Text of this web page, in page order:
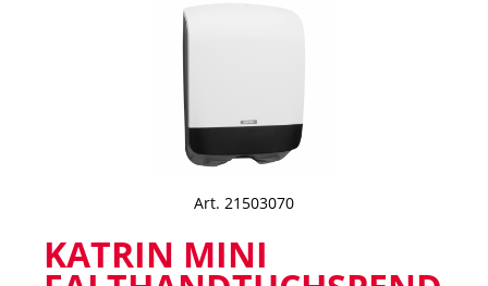
Art. 21503070
KATRIN MINI